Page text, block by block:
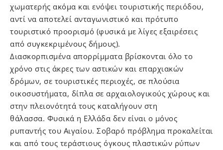
χωματερής ακόμα και ενόψει τουριστικής περιόδου,
αντί να αποτελεί ανταγωνιστικό και πρότυπο
τουριστικό προορισμό (φυσικά με λίγες εξαιρέσεις
από συγκεκριμένους δήμους).
Διασκορπισμένα απορρίμματα βρίσκονται όλο το
χρόνο στις άκρες των αστικών και επαρχιακών
δρόμων, σε τουριστικές περιοχές, σε πλούσια
οικοσυστήματα, δίπλα σε αρχαιολογικούς χώρους και
στην πλειονότητά τους καταλήγουν στη
θάλασσα. Φυσικά η Ελλάδα δεν είναι ο μόνος
ρυπαντής του Αιγαίου. Σοβαρό πρόβλημα προκαλείται
και από τους τεράστιους όγκους πλαστικών ρύπων